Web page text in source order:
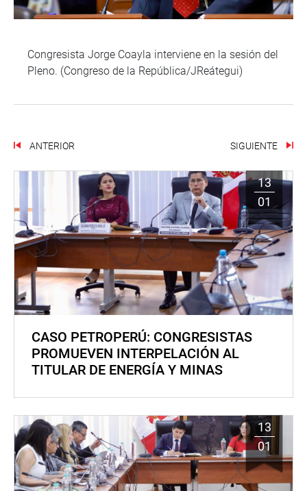
Congresista Jorge Coayla interviene en la sesión del
Pleno. (Congreso de la República/JReátegui)
ANTERIOR SIGUIENTE
13
01
CASO PETROPERÚ: CONGRESISTAS
PROMUEVEN INTERPELACIÓN AL
TITULAR DE ENERGÍA Y MINAS
13
01